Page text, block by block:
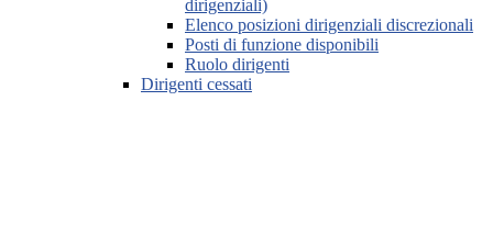
dirigenziali)
Elenco posizioni dirigenziali discrezionali
Posti di funzione disponibili
Ruolo dirigenti
Dirigenti cessati